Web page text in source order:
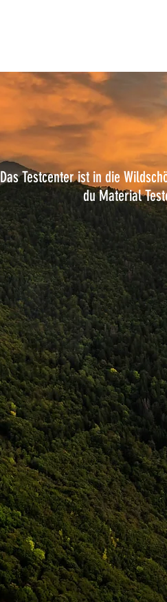
Das Testcenter ist in die
du Material